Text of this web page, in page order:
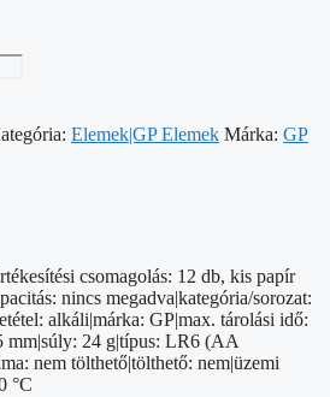
Elemek|GP Elemek Márka: GP
csomagolás: 12 db, kis papír
nincs megadva|kategória/sorozat:
alkáli|márka: GP|max. tárolási idő:
mm|súly: 24 g|típus: LR6 (AA
nem tölthető|tölthető: nem|üzemi
°C